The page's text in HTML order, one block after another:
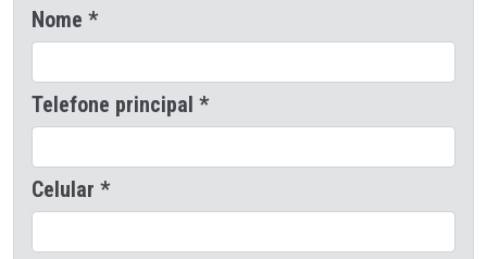
Nome *
Telefone principal *
Celular *